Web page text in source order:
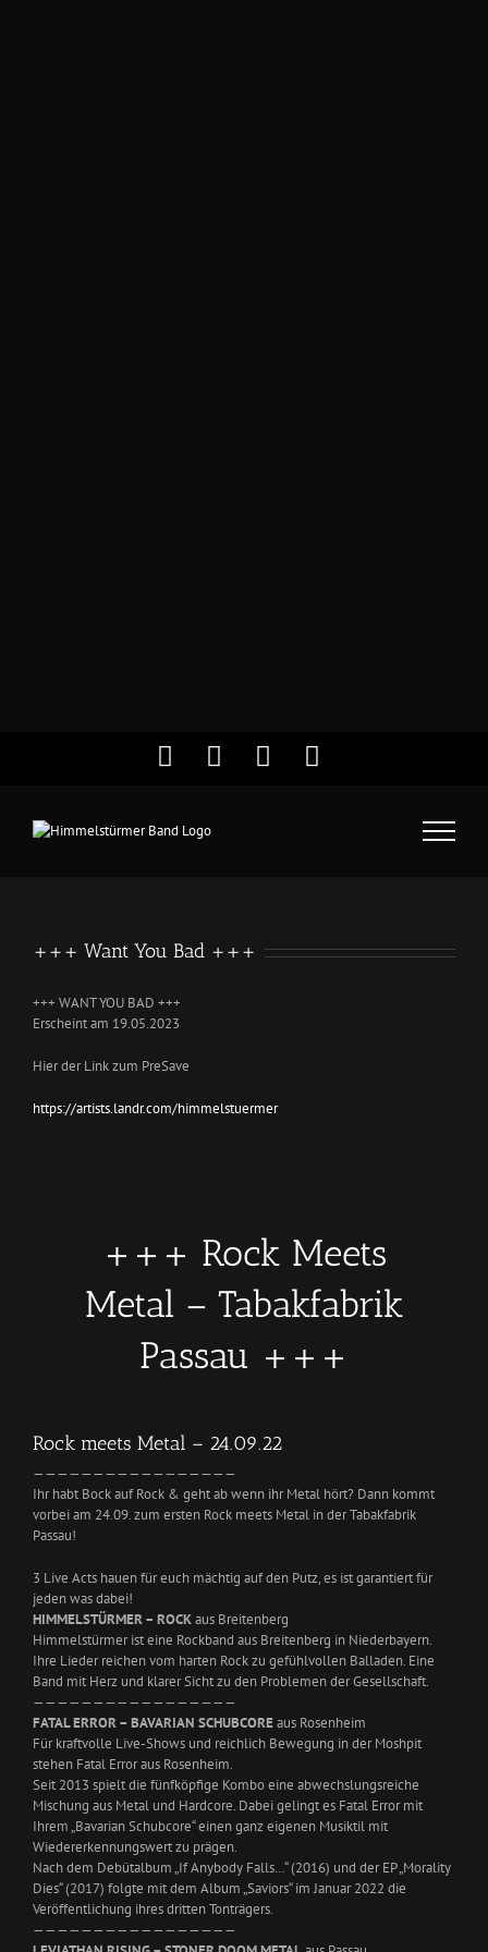
FacebookInstagramYouTube
+++ Want You Bad +++
+++ WANT YOU BAD +++
Erscheint am 19.05.2023
Hier der Link zum PreSave
https://artists.landr.com/himmelstuermer
+++ Rock Meets
Metal – Tabakfabrik
Passau +++
Rock meets Metal – 24.09.22
—————————————————
Ihr habt Bock auf Rock & geht ab wenn ihr Metal hört? Dann kommt
vorbei am 24.09. zum ersten Rock meets Metal in der Tabakfabrik
Passau!
3 Live Acts hauen für euch mächtig auf den Putz, es ist garantiert für
jeden was dabei!
HIMMELSTÜRMER – ROCKaus Breitenberg
Himmelstürmer ist eine Rockband aus Breitenberg in Niederbayern.
Ihre Lieder reichen vom harten Rock zu gefühlvollen Balladen. Eine
Band mit Herz und klarer Sicht zu den Problemen der Gesellschaft.
—————————————————
FATAL ERROR – BAVARIAN SCHUBCOREaus Rosenheim
Für kraftvolle Live-Shows und reichlich Bewegung in der Moshpit
stehen Fatal Error aus Rosenheim.
Seit 2013 spielt die fünfköpfige Kombo eine abwechslungsreiche
Mischung aus Metal und Hardcore. Dabei gelingt es Fatal Error mit
Ihrem „Bavarian Schubcore“ einen ganz eigenen Musiktil mit
Wiedererkennungswert zu prägen.
Nach dem Debütalbum „If Anybody Falls…“ (2016) und der EP „Morality
Dies“ (2017) folgte mit dem Album „Saviors“ im Januar 2022 die
Veröffentlichung ihres dritten Tonträgers.
—————————————————